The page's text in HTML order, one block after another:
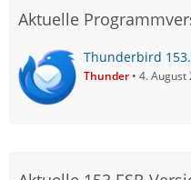
Aktuelle
Thunderbird
Thunder 4. August